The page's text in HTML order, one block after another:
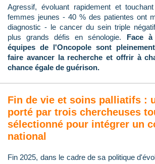
Agressif, évoluant rapidement et
femmes jeunes - 40 % des patientes ont
diagnostic - le cancer du sein triple
plus grands défis en sénologie. Face
équipes de l'Oncopole sont
faire avancer la recherche et offrir à
chance égale de guérison.
Fin de vie et soins palliatifs :
porté par trois chercheuses
sélectionné pour intégrer un
national
Fin 2025, dans le cadre de sa politique